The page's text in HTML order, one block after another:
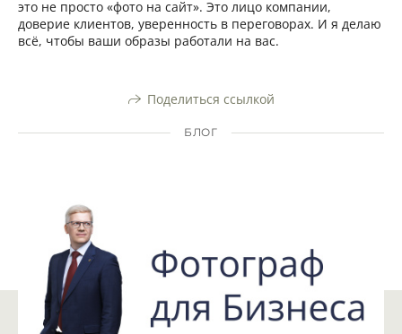
это не просто «фото на сайт». Это лицо компании,
доверие клиентов, уверенность в переговорах. И я делаю
всё, чтобы ваши образы работали на вас.
Поделиться ссылкой
БЛОГ